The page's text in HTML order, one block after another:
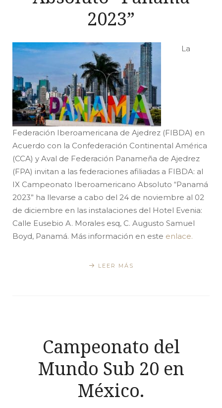
2023”
La
Federación Iberoamericana de Ajedrez (FIBDA) en
Acuerdo con la Confederación Continental América
(CCA) y Aval de Federación Panameña de Ajedrez
(FPA) invitan a las federaciones afiliadas a FIBDA: al
IX Campeonato Iberoamericano Absoluto “Panamá
2023” ha llevarse a cabo del 24 de noviembre al 02
de diciembre en las instalaciones del Hotel Evenia:
Calle Eusebio A. Morales esq, C. Augusto Samuel
Boyd, Panamá. Más información en este enlace.
LEER MÁS
Campeonato del
Mundo Sub 20 en
México.